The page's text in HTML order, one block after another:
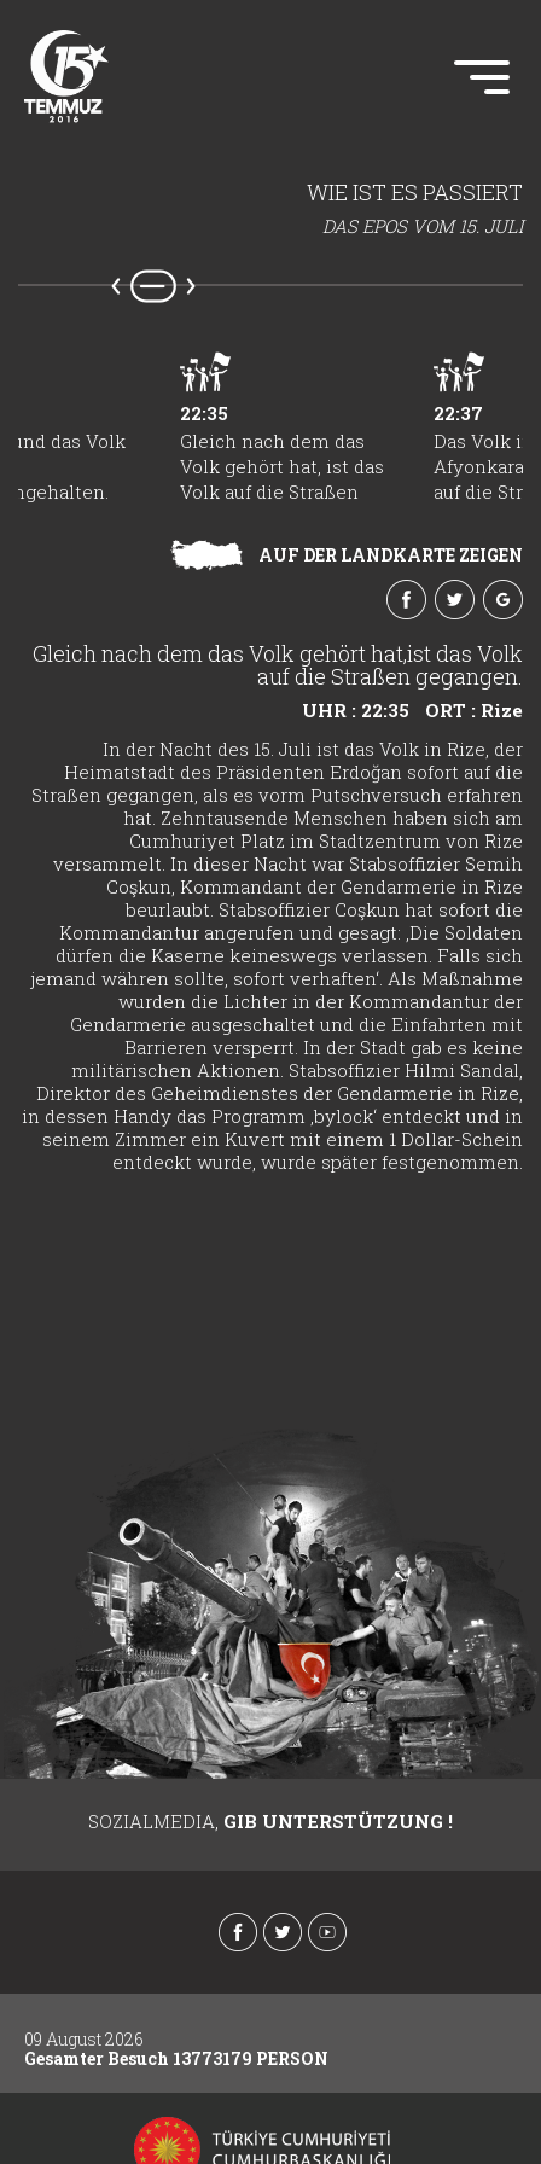
WIE IST ES PASSIERT
DAS EPOS VOM 15. JULI
und das Volk
22:35
Gleich nach dem das
Volk gehört hat, ist das
Volk auf die Straßen
22:37
Das Volk in
auf die
AUF DER LANDKARTE ZEIGEN
Gleich nach dem das Volk gehört hat,ist das Volk
auf die Straßen gegangen.
UHR : 22:35
ORT : Rize
In der Nacht des 15. Juli ist das Volk in Rize, der
Heimatstadt des Präsidenten Erdoğan sofort auf die
Straßen gegangen, als es vorm Putschversuch erfahren
hat. Zehntausende Menschen haben sich am
Cumhuriyet Platz im Stadtzentrum von Rize
versammelt. In dieser Nacht war Stabsoffizier Semih
Coşkun, Kommandant der Gendarmerie in Rize
beurlaubt. Stabsoffizier Coşkun hat sofort die
Kommandantur angerufen und gesagt: ‚Die Soldaten
dürfen die Kaserne keineswegs verlassen. Falls sich
jemand währen sollte, sofort verhaften‘. Als Maßnahme
wurden die Lichter in der Kommandantur der
Gendarmerie ausgeschaltet und die Einfahrten mit
Barrieren versperrt. In der Stadt gab es keine
militärischen Aktionen. Stabsoffizier Hilmi Sandal,
Direktor des Geheimdienstes der Gendarmerie in Rize,
in dessen Handy das Programm ‚bylock‘ entdeckt und in
seinem Zimmer ein Kuvert mit einem 1 Dollar-Schein
entdeckt wurde, wurde später festgenommen.
SOZIALMEDIA, GIB UNTERSTÜTZUNG !
09 August 2026
Gesamter Besuch 13773179 PERSON